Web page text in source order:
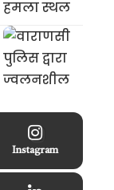
Instagram